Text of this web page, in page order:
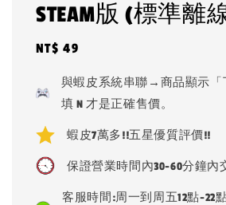
STEAM版 (標準離
Regular
NT$ 49
與蝦皮系統串聯→商品顯示「
填 N 才是正確售價。
蝦皮7萬多!!五星優質評價!!
保證營業時間內30-60分鐘內
客服時間:周一到周五12點-22